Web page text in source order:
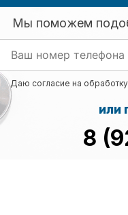
Мы поможем
Даю согласие на обработку
или
8